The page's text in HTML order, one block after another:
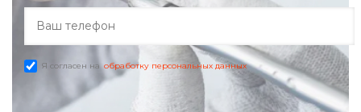
Я согласен на обработку персональных данных